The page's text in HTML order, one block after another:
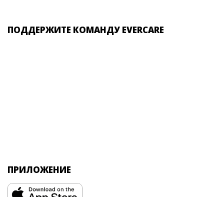
ПОДДЕРЖИТЕ КОМАНДУ EVERCARE
ПРИЛОЖЕНИЕ